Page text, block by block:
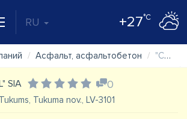
RU +27°C
Асфальт, асфальтобетон "Ceļu būvniecības sabiedrība "Igate"" SIA, struktūrvienība "Asfalta ražotne"
SIA 0
Tukuma nov., LV-3101